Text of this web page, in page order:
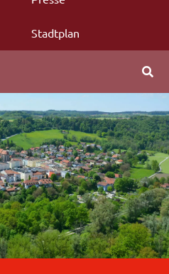
Stadtplan